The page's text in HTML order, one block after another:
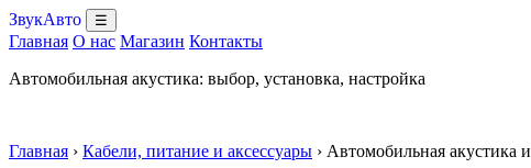
ЗвукАвто ☰
Главная О нас Магазин Контакты
Автомобильная акустика: выбор, установка, настройка
Главная › Кабели, питание и аксессуары › Автомобильная акустика